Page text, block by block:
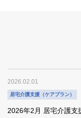
2026.02.01
居宅介護支援（ケアプラン）
2026年2月 居宅介護支